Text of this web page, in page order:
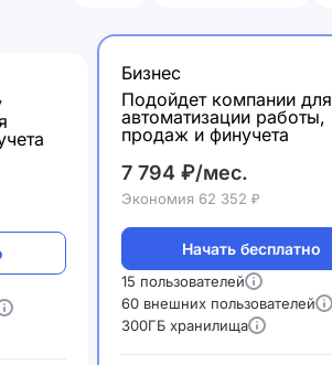
Бизнес
Подойдет компании для
автоматизации работы,
продаж и финучета
7 794 ₽/мес.
Экономия 62 352 ₽
Начать бесплатно
15 пользователей
60 внешних пользователей
300ГБ хранилища